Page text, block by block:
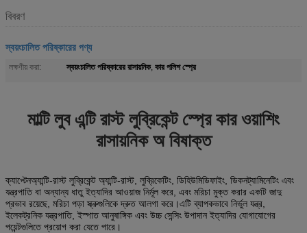
বিবরণ
স্বয়ংচালিত পরিষ্কারের পণ্য
লক্ষণীয় করা: স্বয়ংচালিত পরিষ্কারের রাসায়নিক, কার পলিশ স্প্রে
মাল্টি লুব এন্টি রাস্ট লুব্রিকেন্ট স্প্রে কার ওয়াশিং
রাসায়নিক অ বিষাক্ত
ক্যাপ্টেনঅ্যান্টি-রাস্ট লুব্রিকেন্ট অ্যান্টি-রাস্ট, লুব্রিকেটিং, ডিহিউমিডিফাইং, ডিকনট্যামিনেটিং এবং
যন্ত্রপাতি বা অন্যান্য ধাতু ইত্যাদির আওয়াজ নির্মূল করে, এবং মরিচা মুক্ত করার একটি জাদু
প্রভাব রয়েছে, মরিচা পড়া স্ক্রুগুলিকে দ্রুত আলগা করে।এটি ব্যাপকভাবে নির্ভুল যন্ত্র,
ইলেকট্রনিক যন্ত্রপাতি, ইস্পাত আনুষাঙ্গিক এবং উচ্চ সেন্সিং উপাদান ইত্যাদির যোগাযোগের
পয়েন্টগুলিতে প্রয়োগ করা যেতে পারে।